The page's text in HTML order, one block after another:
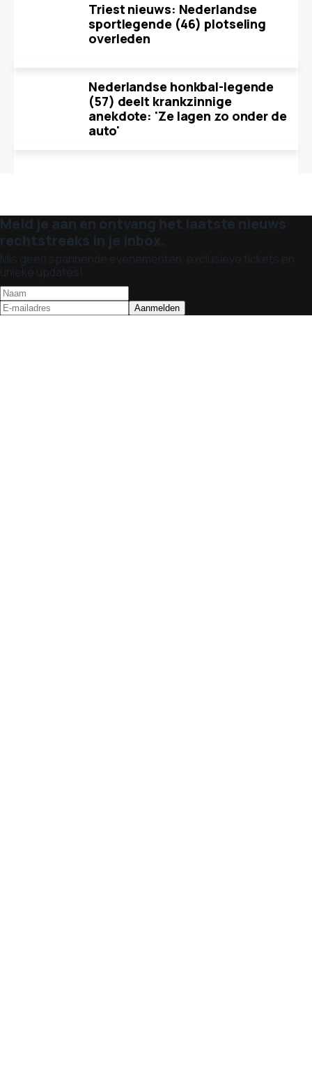
Triest nieuws: Nederlandse
sportlegende (46) plotseling
overleden
Nederlandse honkbal-legende
(57) deelt krankzinnige
anekdote: 'Ze lagen zo onder de
auto'
Meld je aan en ontvang het laatste nieuws
rechtstreeks in je inbox.
Mis geen spannende evenementen, exclusieve tickets en
unieke updates!